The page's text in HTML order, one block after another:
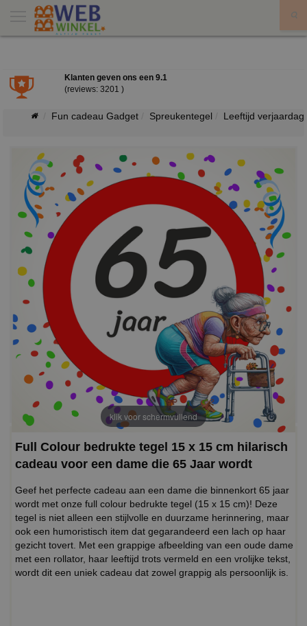
Klanten geven ons een 9.1
(reviews: 3201 )
Fun cadeau Gadget Spreukentegel Leeftijd verjaardag
klik voor schermvullend
Full Colour bedrukte tegel 15 x 15 cm hilarisch
cadeau voor een dame die 65 Jaar wordt
Geef het perfecte cadeau aan een dame die binnenkort 65 jaar
wordt met onze full colour bedrukte tegel (15 x 15 cm)! Deze
tegel is niet alleen een stijlvolle en duurzame herinnering, maar
ook een humoristisch item dat gegarandeerd een lach op haar
gezicht tovert. Met een grappige afbeelding van een oude dame
met een rollator, haar leeftijd trots vermeld en een vrolijke tekst,
wordt dit een uniek cadeau dat zowel grappig als persoonlijk is.